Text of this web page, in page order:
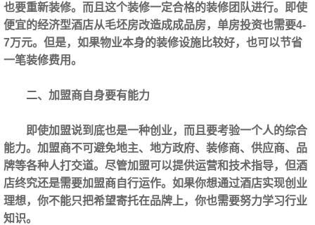
也要重新装修。而且这个装修一定合格的装修团队进行。即使
便宜的经济型酒店从毛坯房改造成成品房，单房投资也需要4-
7万元。但是，如果物业本身的装修设施比较好，也可以节省
一笔装修费用。
二、加盟商自身要有能力
即使加盟说到底也是一种创业，而且要考验一个人的综合
能力。加盟商不可避免地主、地方政府、装修商、供应商、品
牌等各种人打交道。尽管加盟可以提供运营和技术指导，但酒
店终究还是需要加盟商自行运作。如果你想通过酒店实现创业
理想，你不能只把希望寄托在品牌上，你也需要努力学习行业
知识。